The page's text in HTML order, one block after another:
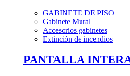
GABINETE DE PISO
Gabinete Mural
Accesorios gabinetes
Extinción de incendios
PANTALLA